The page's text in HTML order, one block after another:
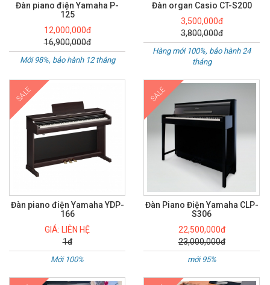
Đàn piano điện Yamaha P-
125
12,000,000đ
16,900,000đ
Mới 98%, bảo hành 12 tháng
Đàn organ Casio CT-S200
3,500,000đ
3,800,000đ
Hàng mới 100%, bảo hành 24
tháng
SALE
Đàn piano điện Yamaha YDP-
166
GIÁ: LIÊN HỆ
1đ
Mới 100%
SALE
Đàn Piano Điện Yamaha CLP-
S306
22,500,000đ
23,000,000đ
mới 95%